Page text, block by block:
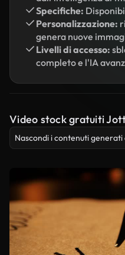
Specifiche:
Personalizzazione:
genera nuove
Livelli di accesso:
completo e l'IA
Video stock gratuiti
Nascondi i contenuti generati